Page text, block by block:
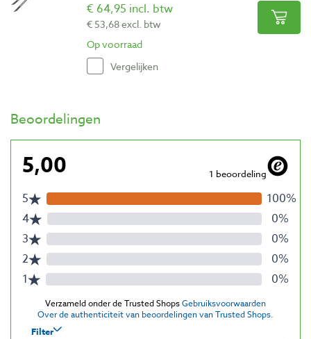
€ 64,95 incl. btw
€ 53,68 excl. btw
Op voorraad
Vergelijken
Beoordelingen